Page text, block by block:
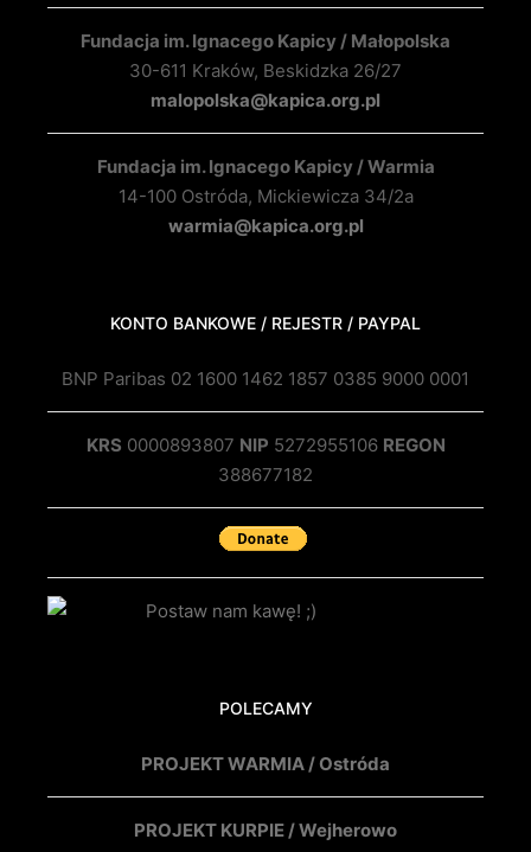
Fundacja im. Ignacego Kapicy / Małopolska
30-611 Kraków, Beskidzka 26/27
malopolska@kapica.org.pl
Fundacja im. Ignacego Kapicy / Warmia
14-100 Ostróda, Mickiewicza 34/2a
warmia@kapica.org.pl
KONTO BANKOWE / REJESTR / PAYPAL
BNP Paribas 02 1600 1462 1857 0385 9000 0001
KRS 0000893807 NIP 5272955106 REGON
388677182
POLECAMY
PROJEKT WARMIA / Ostróda
PROJEKT KURPIE / Wejherowo